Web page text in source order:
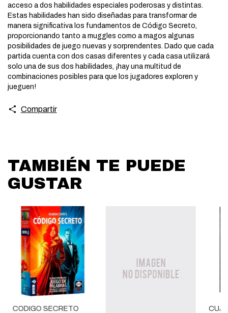
acceso a dos habilidades especiales poderosas y distintas.
Estas habilidades han sido diseñadas para transformar de
manera significativa los fundamentos de Código Secreto,
proporcionando tanto a muggles como a magos algunas
posibilidades de juego nuevas y sorprendentes. Dado que cada
partida cuenta con dos casas diferentes y cada casa utilizará
solo una de sus dos habilidades, ¡hay una multitud de
combinaciones posibles para que los jugadores exploren y
jueguen!
Compartir
TAMBIÉN TE PUEDE
GUSTAR
CODIGO SECRETO